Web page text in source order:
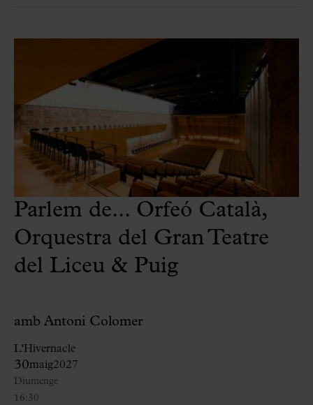
Parlem de... Orfeó Català,
Orquestra del Gran Teatre
del Liceu & Puig
amb Antoni Colomer
L'Hivernacle
30maig2027
16:30
Diumenge